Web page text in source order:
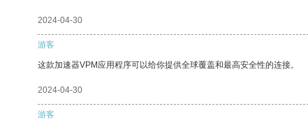
2024-04-30
游客
这款加速器VPM应用程序可以给你提供全球覆盖和最高安全性的连接。
2024-04-30
游客